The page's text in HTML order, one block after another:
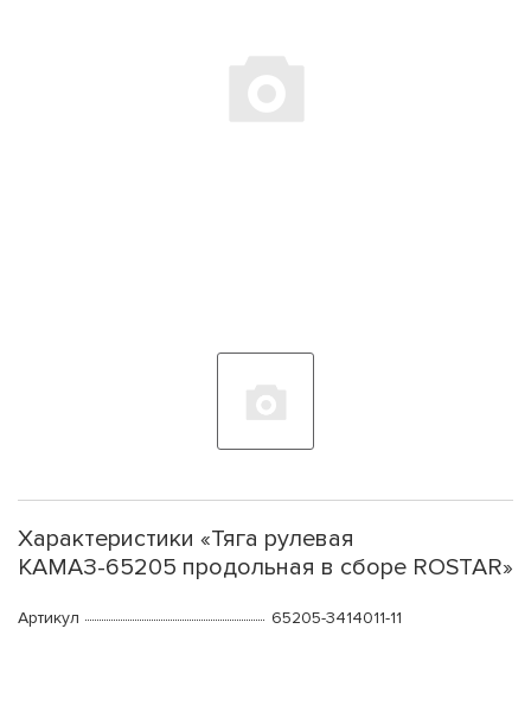
Характеристики «Тяга рулевая
КАМАЗ-65205 продольная в сборе ROSTAR»
Артикул 65205-3414011-11